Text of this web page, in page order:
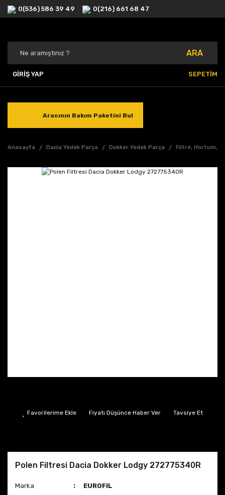
0(536) 586 39 49 0(216) 661 68 47
ARA
GİRİŞ YAP SEPETİM
Aracının Bakım Paketini Bul
Anasayfa Dacia Yedek Parça Dokker Yedek Parça Filtre, Hortum,
Fiyatı Düşünce Haber Ver Tavsiye Et
Polen Filtresi Dacia Dokker Lodgy 272775340R
Marka
EUROFIL